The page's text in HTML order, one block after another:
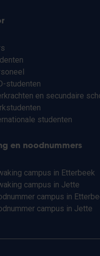
studenten
en secundaire
studenten
en noodnummers
campus in Etterbeek
campus in Jette
campus in
campus in Jette